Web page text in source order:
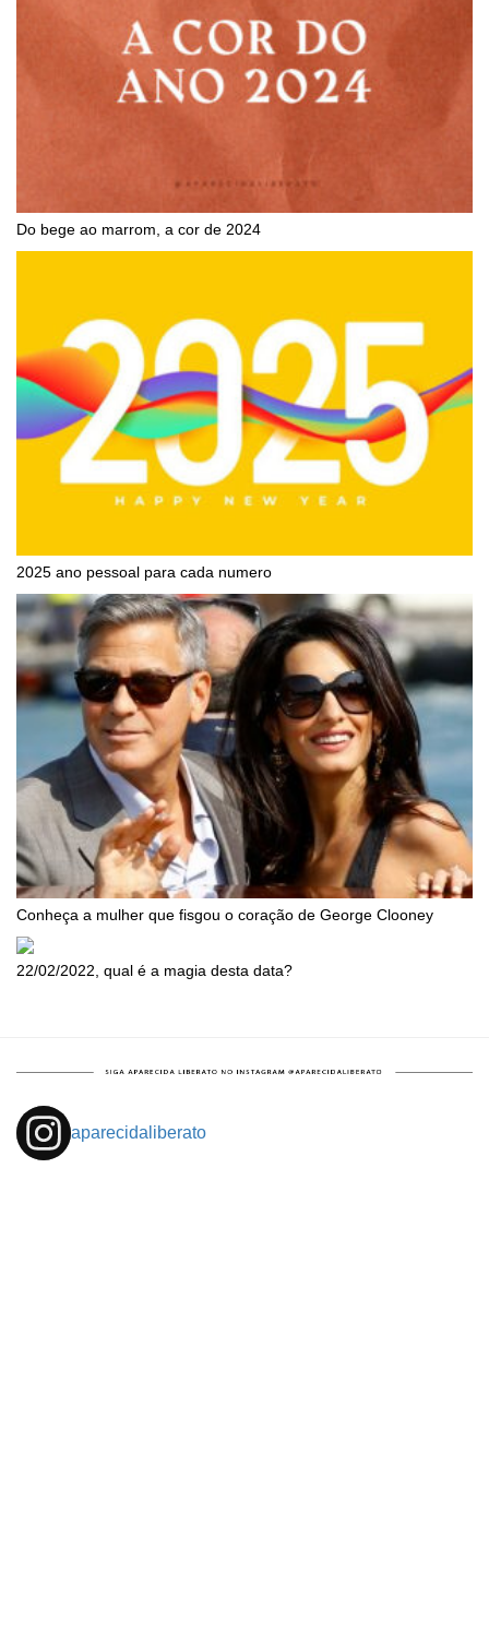
Do bege ao marrom, a cor de 2024
2025 ano pessoal para cada numero
Conheça a mulher que fisgou o coração de George Clooney
22/02/2022, qual é a magia desta data?
aparecidaliberato